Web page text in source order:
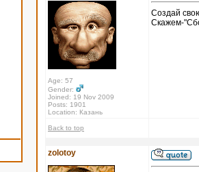
Age: 57
Gender:
Joined: 19 Nov 2009
Posts: 1901
Location: Казань
Создай
Скажем-
Back to top
zolotoy